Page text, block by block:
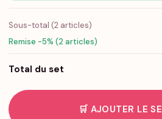
Sous-total (2articles)
Remise -5% (2 articles)
Total du set
🛒 AJOUTER LE